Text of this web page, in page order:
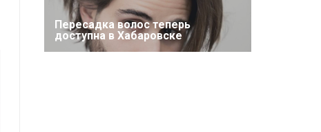
Пересадка волос теперь
доступна в Хабаровске